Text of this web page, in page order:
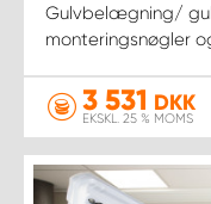
Gulvbelægning/
monteringsnøgler
3 531 DKK
EKSKL. 25 % MOMS